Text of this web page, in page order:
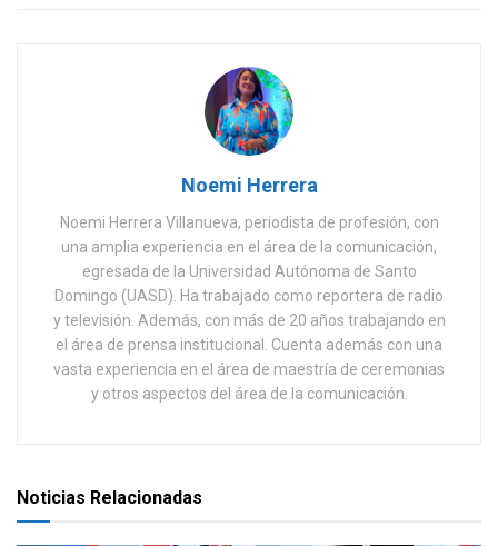
Noemi Herrera
Noemi Herrera Villanueva, periodista de profesión, con
una amplia experiencia en el área de la comunicación,
egresada de la Universidad Autónoma de Santo
Domingo (UASD). Ha trabajado como reportera de radio
y televisión. Además, con más de 20 años trabajando en
el área de prensa institucional. Cuenta además con una
vasta experiencia en el área de maestría de ceremonias
y otros aspectos del área de la comunicación.
Noticias Relacionadas